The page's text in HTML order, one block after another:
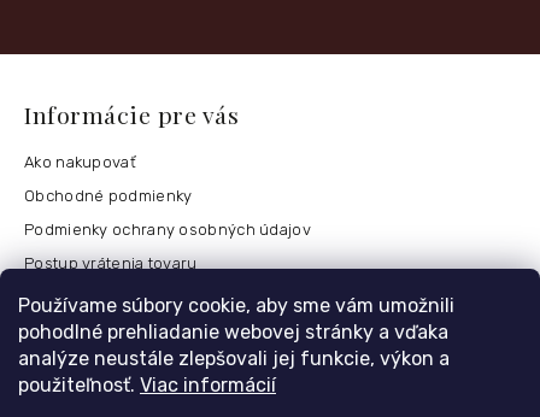
Používame súbory cookie, aby sme vám umožnili
pohodlné prehliadanie webovej stránky a vďaka
analýze neustále zlepšovali jej funkcie, výkon a
použiteľnosť. Viac informácií
Informácie pre vás
Ako nakupovať
Obchodné podmienky
Podmienky ochrany osobných údajov
Postup vrátenia tovaru
Česko
Môj účet